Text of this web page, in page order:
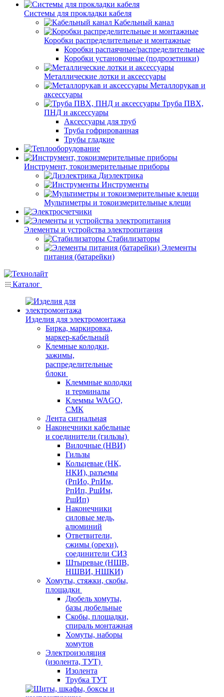
Системы для прокладки кабеля
Кабельный канал
Коробки распределительные и монтажные
Коробки распаячные/распределительные
Коробки установочные (подрозетники)
Металлические лотки и аксессуары
Металлорукав и
аксессуары
Труба ПВХ,
ПНД и аксессуары
Аксессуары для труб
Труба гофрированная
Трубы гладкие
Инструмент, токоизмерительные приборы
Диэлектрика
Инструменты
Мультиметры и токоизмерительные клещи
Элементы и устройства электропитания
Стабилизаторы
Элементы
питания (батарейки)
Каталог
Изделия для электромонтажа
Бирка, маркировка,
маркер-кабельный
Клемные колодки,
зажимы,
распределительные
блоки
Клеммные колодки
и терминалы
Клеммы WAGO,
СМК
Лента сигнальная
Наконечники кабельные
и соединители (гильзы)
Вилочные (НВИ)
Гильзы
Кольцевые (НК,
НКИ), разъемы
(РпИо, РпИм,
РпИп, РшИм,
РшИп)
Наконечники
силовые медь,
алюминий
Ответвители,
сжимы (орехи),
соединители СИЗ
Штыревые (НШВ,
НШВИ, НШКИ)
Хомуты, стяжки, скобы,
площадки
Дюбель хомуты,
базы дюбельные
Скобы, площадки,
спираль монтажная
Хомуты, наборы
хомутов
Электроизоляция
(изолента, ТУТ)
Изолента
Трубка ТУТ